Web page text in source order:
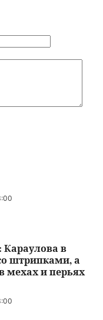
Караулова в
штрипками, а
мехах и перьях